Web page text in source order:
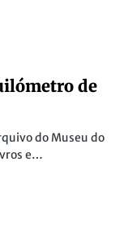
de
do Museu do
e…